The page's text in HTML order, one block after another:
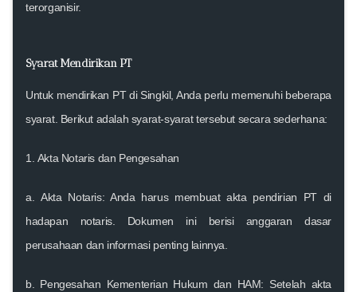
terorganisir.
Syarat Mendirikan PT
Untuk mendirikan PT di Singkil, Anda perlu memenuhi beberapa
syarat. Berikut adalah syarat-syarat tersebut secara sederhana:
1. Akta Notaris dan Pengesahan
a.Akta Notaris: Anda harus membuat akta pendirian PT di
hadapan notaris. Dokumen ini berisi anggaran dasar
perusahaan dan informasi penting lainnya.
b. Pengesahan Kementerian Hukum dan HAM: Setelah akta